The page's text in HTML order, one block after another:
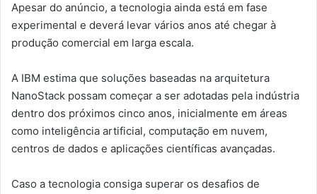
Apesar do anúncio, a tecnologia ainda está em fase
experimental e deverá levar vários anos até chegar à
produção comercial em larga escala.
A IBM estima que soluções baseadas na arquitetura
NanoStack possam começar a ser adotadas pela indústria
dentro dos próximos cinco anos, inicialmente em áreas
como inteligência artificial, computação em nuvem,
centros de dados e aplicações científicas avançadas.
Caso a tecnologia consiga superar os desafios de